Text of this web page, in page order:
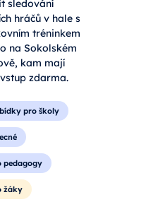
sledování
hráčů v hale s
tréninkem
na Sokolském
kam mají
zdarma.
pro školy
pedagogy
žáky